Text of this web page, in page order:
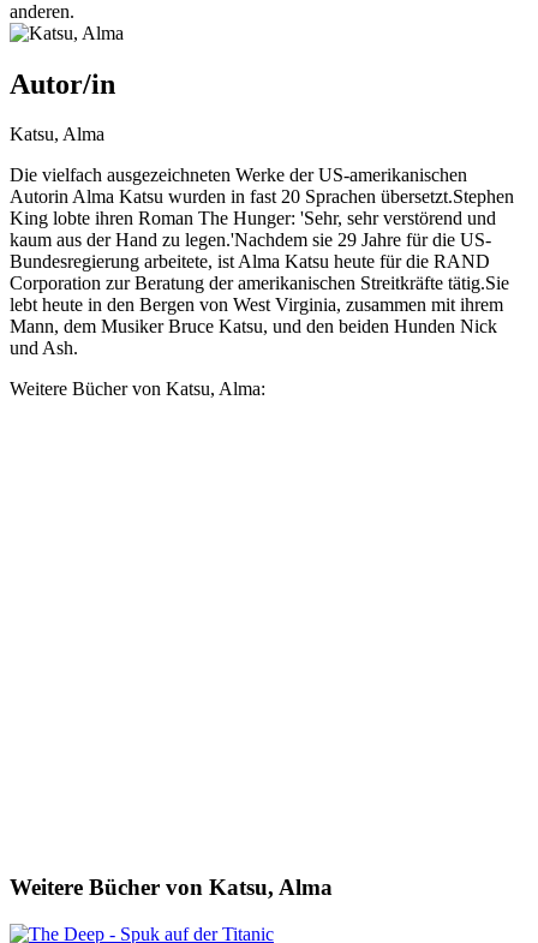
anderen.
Autor/in
Katsu, Alma
Die vielfach ausgezeichneten Werke der US-amerikanischen
Autorin Alma Katsu wurden in fast 20 Sprachen übersetzt.Stephen
King lobte ihren Roman The Hunger: 'Sehr, sehr verstörend und
kaum aus der Hand zu legen.'Nachdem sie 29 Jahre für die US-
Bundesregierung arbeitete, ist Alma Katsu heute für die RAND
Corporation zur Beratung der amerikanischen Streitkräfte tätig.Sie
lebt heute in den Bergen von West Virginia, zusammen mit ihrem
Mann, dem Musiker Bruce Katsu, und den beiden Hunden Nick
und Ash.
Weitere Bücher von Katsu, Alma:
Weitere Bücher von Katsu, Alma